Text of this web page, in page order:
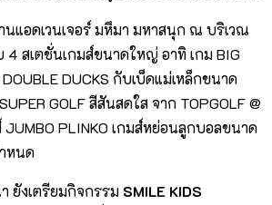
นแอดเวนเจอร์ มหึมา มหาสนุก ณ บริเวณ
4 สเตชั่นเกมส์ขนาดใหญ่ อาทิ เกม BIG
DUCKS กับเบ็ดแม่เหล็กขนาด
GOLF สีสันสดใส จาก TOPGOLF @
JUMBO PLINKO เกมส์หย่อนลูกบอลขนาด
หนด
ยังเตรียมกิจกรรม SMILE KIDS